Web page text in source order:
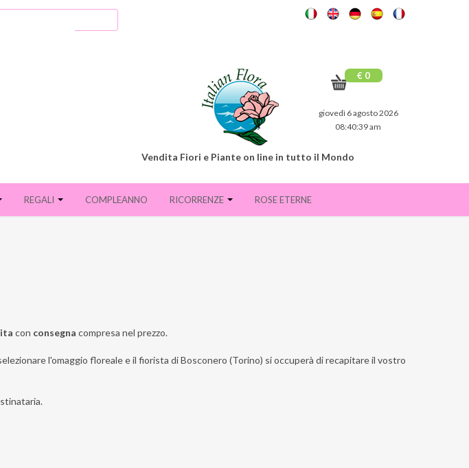
€ 0
giovedì 6 agosto 2026
08:40:40 am
Vendita Fiori e Piante on line in tutto il Mondo
REGALI COMPLEANNO RICORRENZE ROSE ETERNE
con consegna compresa nel prezzo.
l'omaggio floreale e il fiorista di Bosconero (Torino) si occuperà di recapitare il vostro